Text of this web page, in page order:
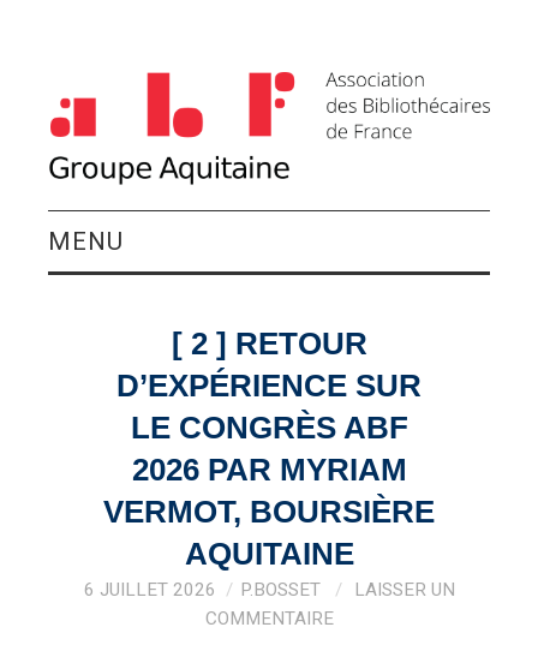
MENU
ACTIVITÉS DU
GROUPE
AGENDA
VEILLE PRO
RESSOURCES
[ 2 ] RETOUR
D’EXPÉRIENCE SUR
LE CONGRÈS ABF
2026 PAR MYRIAM
VERMOT, BOURSIÈRE
AQUITAINE
6 JUILLET 2026 P.BOSSET
LAISSER UN
COMMENTAIRE